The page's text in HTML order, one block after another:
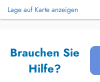
Lage auf Karte anzeigen
Brauchen Sie
Hilfe?